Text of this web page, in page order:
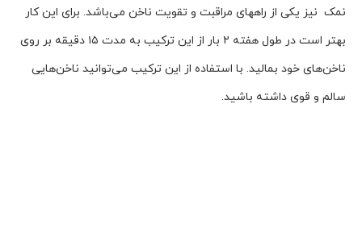
نمک نیز یکی از راههای مراقبت و تقویت ناخن می‌باشد. برای این کار
بهتر است در طول هفته ۲ بار از این ترکیب به مدت ۱۵ دقیقه بر روی
ناخن‌های خود بمالید. با استفاده از این ترکیب می‌توانید ناخن‌هایی
سالم و قوی داشته باشید.